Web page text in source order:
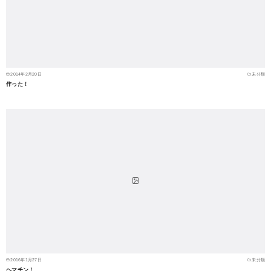
2014年2月20日 未分類
作った！
2016年1月27日 未分類
ヘマチン！